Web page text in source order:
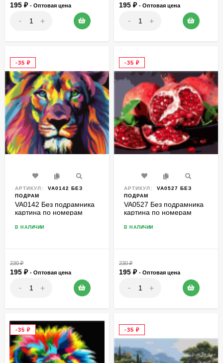
195 ₽ - Оптовая цена
- +
195 ₽ - Оптовая цена
- +
-35 ₽
АРТИКУЛ:
VA0142 БЕЗ
ПОДРАМ
VA0142 Без подрамника
картина по номерам
В НАЛИЧИИ
230₽
195 ₽ - Оптовая цена
- +
-35 ₽
АРТИКУЛ:
VA0527 БЕЗ
ПОДРАМ
VA0527 Без подрамника
картина по номерам
В НАЛИЧИИ
230₽
195 ₽ - Оптовая цена
- +
-35 ₽ -35 ₽